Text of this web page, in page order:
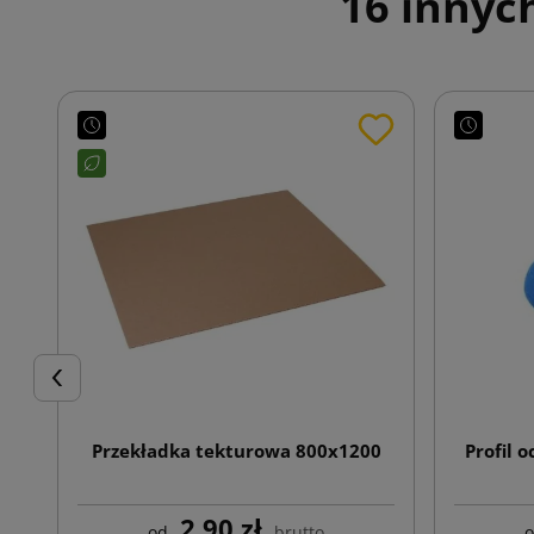
Poprzedni
Przekładka tekturowa 800x1200
Profil